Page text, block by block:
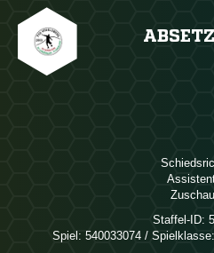
Staffel-ID:
Spiel: 540033074 /